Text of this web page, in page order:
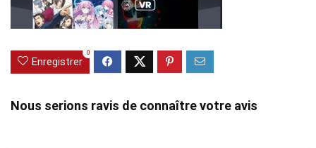
Enregistrer
0
Nous serions ravis de connaître votre avis